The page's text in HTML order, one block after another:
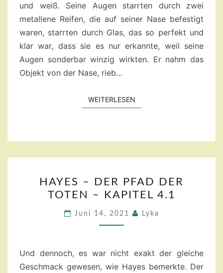
und weiß. Seine Augen starrten durch zwei
metallene Reifen, die auf seiner Nase befestigt
waren, starrten durch Glas, das so perfekt und
klar war, dass sie es nur erkannte, weil seine
Augen sonderbar winzig wirkten. Er nahm das
Objekt von der Nase, rieb…
WEITERLESENWEITERLESEN
–
DER
PFAD
DER
–
KAPITEL
HAYES – DER PFAD DER
TOTEN – KAPITEL 4.1
Juni 14, 2021 Lyka
Und dennoch, es war nicht exakt der gleiche
Geschmack gewesen, wie Hayes bemerkte. Der